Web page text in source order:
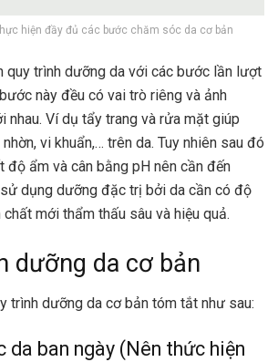
hiện đầy đủ các bước chăm sóc da cơ bản
quy trình dưỡng da với các bước lần lượt
này đều có vai trò riêng và ảnh
nhau. Ví dụ tẩy trang và rửa mặt giúp
vi khuẩn,… trên da. Tuy nhiên sau đó
độ ẩm và cân bằng pH nên cần đến
dụng dưỡng đặc trị bởi da cần có độ
mới thẩm thấu sâu và hiệu quả.
dưỡng da cơ bản
trình dưỡng da cơ bản tóm tắt như sau:
da ban ngày (Nên thức hiện